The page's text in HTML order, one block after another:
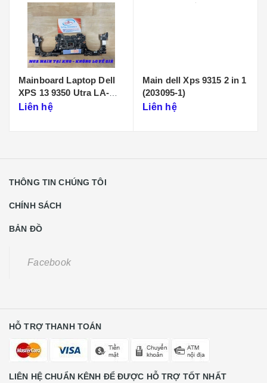
Mainboard Laptop Dell
XPS 13 9350 Utra LA-
N601P
Liên hệ
Main dell Xps 9315 2 in 1
(203095-1)
Liên hệ
THÔNG TIN CHÚNG TÔI
CHÍNH SÁCH
BẢN ĐỒ
Facebook
HỖ TRỢ THANH TOÁN
LIÊN HỆ CHUẨN KÊNH ĐỂ ĐƯỢC HỖ TRỢ TỐT NHẤT